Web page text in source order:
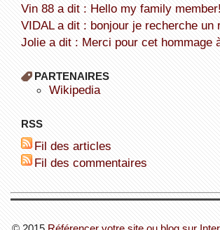
Vin 88 a dit : Hello my family
VIDAL a dit : bonjour je recherche un
Jolie a dit : Merci pour cet hommage
PARTENAIRES
wikipedia
RSS
Fil des articles
Fil des commentaires